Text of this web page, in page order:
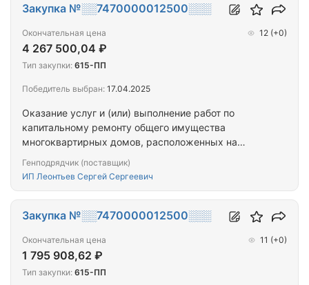
Оказание услуг и (или) выполнение работ по
капитальному ремонту общего имущества
многоквартирных домов, расположенных на
Генподрядчик (поставщик)
ИП Леонтьев Сергей Сергеевич
Закупка №░░7470000012500░░░
Окончательная цена
4 267 500,04 ₽
12 (+0)
Тип закупки: 615-ПП
Победитель выбран: 17.04.2025
Закупка №░░7470000012500░░░
Окончательная цена
1 795 908,62 ₽
11 (+0)
Тип закупки: 615-ПП